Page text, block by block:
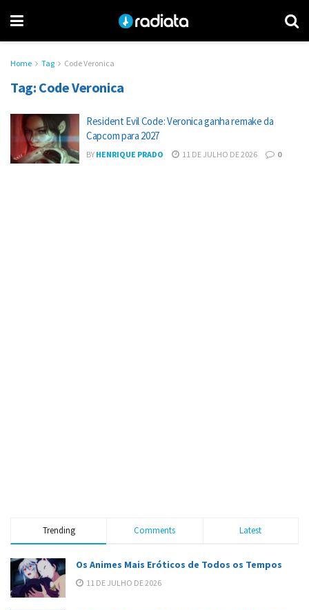
Home Tag Code Veronica
Tag: Code Veronica
Resident Evil Code: Veronica ganha remake da
Capcom para 2027
BY HENRIQUE PRADO 11 DE JULHO DE 2026 0
Trending Comments Latest
Os Animes Mais Eróticos de Todos os Tempos
11 DE JULHO DE 2026